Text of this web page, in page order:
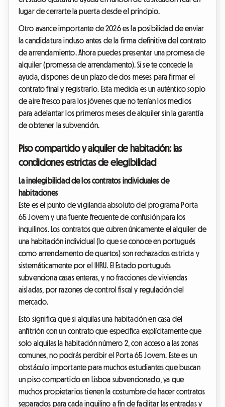
lugar de cerrarte la puerta desde el principio.
Otro avance importante de 2026 es la posibilidad de enviar
la candidatura incluso antes de la firma definitiva del contrato
de arrendamiento. Ahora puedes presentar una promesa de
alquiler (promessa de arrendamento). Si se te concede la
ayuda, dispones de un plazo de dos meses para firmar el
contrato final y registrarlo. Esta medida es un auténtico soplo
de aire fresco para los jóvenes que no tenían los medios
para adelantar los primeros meses de alquiler sin la garantía
de obtener la subvención.
Piso compartido y alquiler de habitación: las
condiciones estrictas de elegibilidad
La inelegibilidad de los contratos individuales de
habitaciones
Este es el punto de vigilancia absoluto del programa Porta
65 Jovem y una fuente frecuente de confusión para los
inquilinos. Los contratos que cubren únicamente el alquiler de
una habitación individual (lo que se conoce en portugués
como arrendamento de quartos) son rechazados estricta y
sistemáticamente por el IHRU. El Estado portugués
subvenciona casas enteras, y no fracciones de viviendas
aisladas, por razones de control fiscal y regulación del
mercado.
Esto significa que si alquilas una habitación en casa del
anfitrión con un contrato que especifica explícitamente que
solo alquilas la habitación número 2, con acceso a las zonas
comunes, no podrás percibir el Porta 65 Jovem. Este es un
obstáculo importante para muchos estudiantes que buscan
un piso compartido en Lisboa subvencionado, ya que
muchos propietarios tienen la costumbre de hacer contratos
separados para cada inquilino a fin de facilitar las entradas y